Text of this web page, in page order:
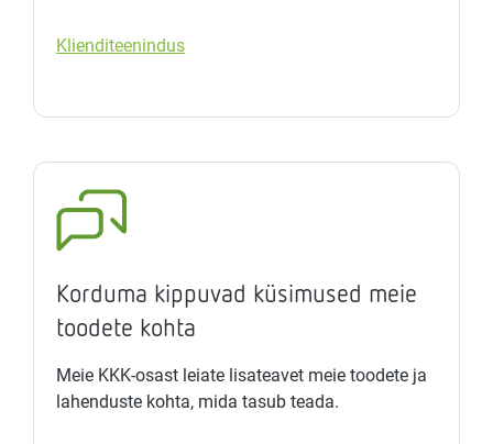
Klienditeenindus
Korduma kippuvad küsimused meie
toodete kohta
Meie KKK-osast leiate lisateavet meie toodete ja
lahenduste kohta, mida tasub teada.